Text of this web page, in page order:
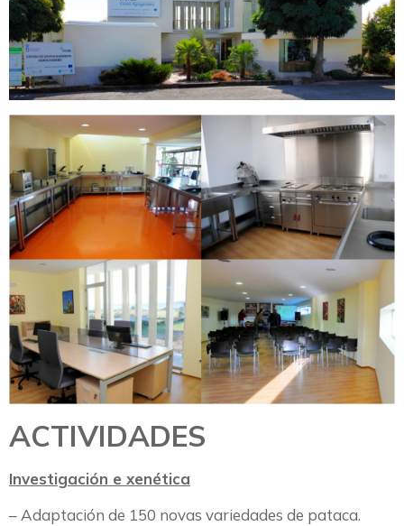
ACTIVIDADES
Investigación e xenética
– Adaptación de 150 novas variedades de pataca.